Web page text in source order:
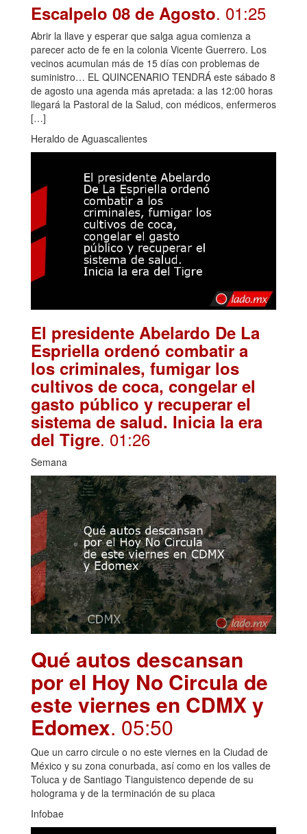
Escalpelo 08 de Agosto. 01:25
Abrir la llave y esperar que salga agua comienza a
parecer acto de fe en la colonia Vicente Guerrero. Los
vecinos acumulan más de 15 días con problemas de
suministro… EL QUINCENARIO TENDRÁ este sábado 8
de agosto una agenda más apretada: a las 12:00 horas
llegará la Pastoral de la Salud, con médicos, enfermeros
[…]
Heraldo de Aguascalientes
El presidente Abelardo De La
Espriella ordenó combatir a
los criminales, fumigar los
cultivos de coca, congelar el
gasto público y recuperar el
sistema de salud. Inicia la era
del Tigre. 01:26
Semana
Qué autos descansan
por el Hoy No Circula de
este viernes en CDMX y
Edomex. 05:50
Que un carro circule o no este viernes en la Ciudad de
México y su zona conurbada, así como en los valles de
Toluca y de Santiago Tianguistenco depende de su
holograma y de la terminación de su placa
Infobae